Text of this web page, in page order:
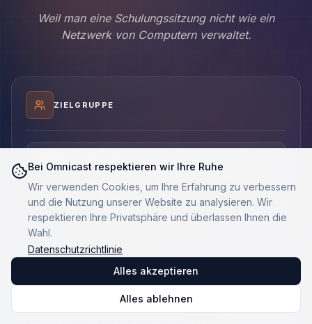
Weil man eine Schulungssitzung nicht wie ein
Netzwerk von Computern verwaltet.
ZIELGRUPPE
OMNI Der Feldtrainer
HAUPTAUFGABE
Bei Omnicast respektieren wir Ihre Ruhe
Wir verwenden Cookies, um Ihre Erfahrung zu verbessern
und die Nutzung unserer Website zu analysieren. Wir
respektieren Ihre Privatsphäre und überlassen Ihnen die
Wahl.
Datenschutzrichtlinie
Alles akzeptieren
Alles ablehnen